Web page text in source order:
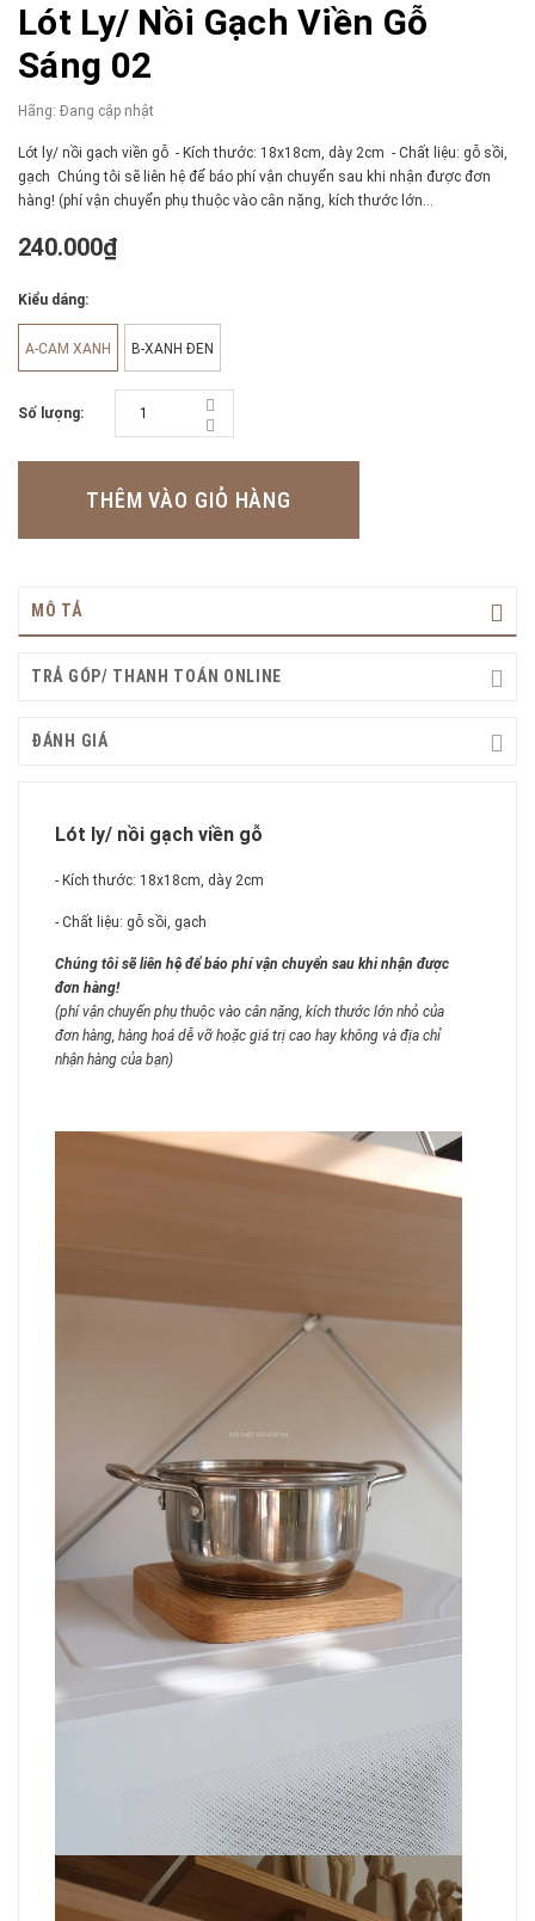
Lót Ly/ Nồi Gạch Viền Gỗ
Sáng 02
Hãng: Đang cập nhật
Lót ly/ nồi gạch viền gỗ - Kích thước: 18x18cm, dày 2cm - Chất liệu: gỗ sồi,
gạch Chúng tôi sẽ liên hệ để báo phí vận chuyển sau khi nhận được đơn
hàng! (phí vận chuyển phụ thuộc vào cân nặng, kích thước lớn...
240.000₫
Kiểu dáng:
A-CAM XANH B-XANH ĐEN
Số lượng:
THÊM VÀO GIỎ HÀNG
MÔ TẢ
TRẢ GÓP/ THANH TOÁN ONLINE
ĐÁNH GIÁ
Lót ly/ nồi gạch viền gỗ
- Kích thước: 18x18cm, dày 2cm
- Chất liệu: gỗ sồi, gạch
Chúng tôi sẽ liên hệ để báo phí vận chuyển sau khi nhận được
đơn hàng!
(phí vận chuyển phụ thuộc vào cân nặng, kích thước lớn nhỏ của
đơn hàng, hàng hoá dễ vỡ hoặc giá trị cao hay không và địa chỉ
nhận hàng của bạn)